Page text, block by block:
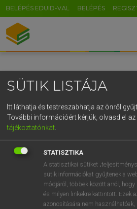
BELÉPÉS EDUID-VAL BELÉPÉS
SÜTIK LISTÁJA
Itt láthatja és testreszabhatja az önről
További információért kérjük, olvasd el az
tájékoztatónkat
STATISZTIKA
A statisztikai sütiket
sütik információkat gyűjtenek a
módjáról, többek között arról,
és milyen linkekre kattintott. Ezek
azonosítására nem
GR
5
g h k l
v b n m , .